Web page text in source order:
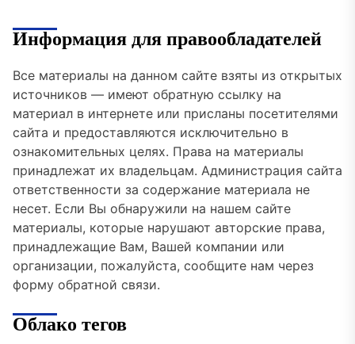
Информация для правообладателей
Все материалы на данном сайте взяты из открытых
источников — имеют обратную ссылку на
материал в интернете или присланы посетителями
сайта и предоставляются исключительно в
ознакомительных целях. Права на материалы
принадлежат их владельцам. Администрация сайта
ответственности за содержание материала не
несет. Если Вы обнаружили на нашем сайте
материалы, которые нарушают авторские права,
принадлежащие Вам, Вашей компании или
организации, пожалуйста, сообщите нам через
форму обратной связи.
Облако тегов